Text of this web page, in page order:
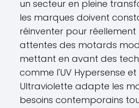
un secteur en pleine
les marques doivent
réinventer pour
attentes des motards
mettant en avant des
comme l'UV Hypersense
Ultraviolette adapte les
besoins contemporains